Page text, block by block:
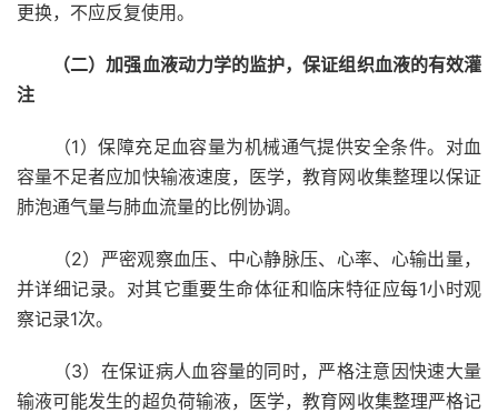
更换，不应反复使用。
（二）加强血液动力学的监护，保证组织血液的有效灌
注
（1）保障充足血容量为机械通气提供安全条件。对血
容量不足者应加快输液速度，医学，教育网收集整理以保证
肺泡通气量与肺血流量的比例协调。
（2）严密观察血压、中心静脉压、心率、心输出量，
并详细记录。对其它重要生命体征和临床特征应每1小时观
察记录1次。
（3）在保证病人血容量的同时，严格注意因快速大量
输液可能发生的超负荷输液，医学，教育网收集整理严格记